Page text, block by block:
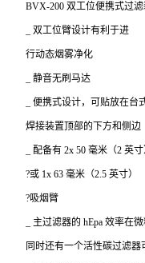
BVX-200双工位便携式过滤
_双工位臂设计有利于进
行动态烟雾净化
_静音无刷马达
_便携式设计，可贴放在台
焊接装置顶部的下方和侧边
配备有 2x 50 毫米（2 英寸
?或 1x 63 毫米（2.5 英寸）
?吸烟臂
主过滤器的 hEpa 效率在微
同时还有一个活性碳过滤器